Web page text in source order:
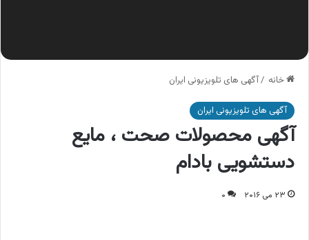
خانه /آگهی های تلویزیونی ایران
آگهی های تلویزیونی ایران
آگهی محصولات صحت ، مایع
دستشویی بادام
۲۳ می ۲۰۱۶ ۰